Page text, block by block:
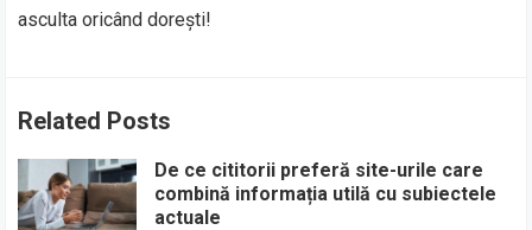
asculta oricând dorești!
Related Posts
De ce cititorii preferă site-urile care
combină informația utilă cu subiectele
actuale